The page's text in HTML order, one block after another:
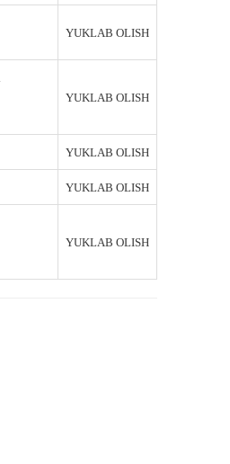
YUKLAB OLISH
YUKLAB OLISH
YUKLAB OLISH
YUKLAB OLISH
YUKLAB OLISH